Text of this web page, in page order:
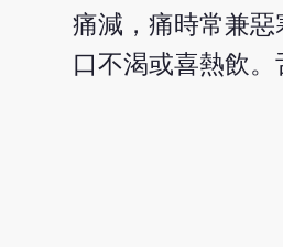
痛減，痛時常兼惡
口不渴或喜熱飲。